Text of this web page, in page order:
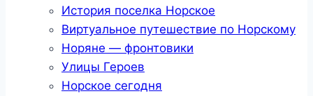
История поселка Норское
Виртуальное путешествие по Норскому
Норяне — фронтовики
Улицы Героев
Норское сегодня